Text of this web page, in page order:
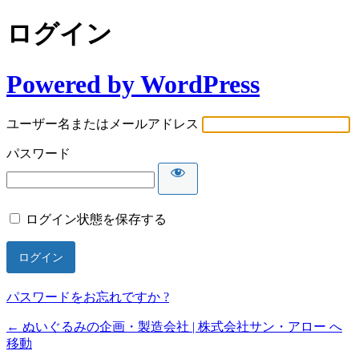
ログイン
Powered by WordPress
ユーザー名またはメールアドレス
パスワード
ログイン状態を保存する
パスワードをお忘れですか ?
← ぬいぐるみの企画・製造会社 | 株式会社サン・アロー へ
移動